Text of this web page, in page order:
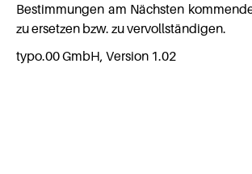
Bestimmungen am Nächsten
zu ersetzen bzw. zu vervollständigen.
typo.00 GmbH, Version 1.02